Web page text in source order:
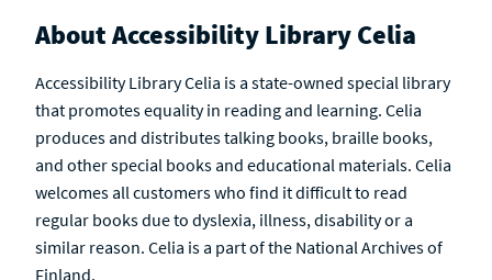
About Accessibility Library Celia
Accessibility Library Celia is a state-owned special library
that promotes equality in reading and learning. Celia
produces and distributes talking books, braille books,
and other special books and educational materials. Celia
welcomes all customers who find it difficult to read
regular books due to dyslexia, illness, disability or a
similar reason. Celia is a part of the National Archives of
Finland.